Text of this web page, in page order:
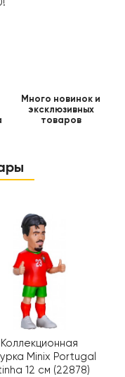
Много новинок и
эксклюзивных
товаров
Коллекционная
Minix Portugal
12 см (22878)